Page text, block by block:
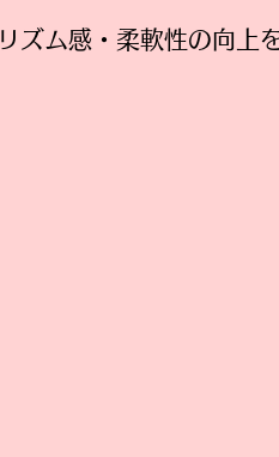
リズム感・柔軟性の向上